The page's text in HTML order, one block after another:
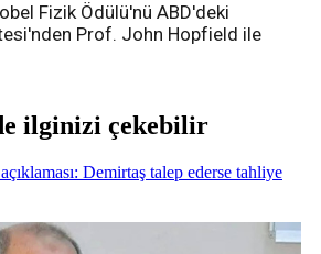
Fizik Ödülü'nü ABD'deki
Prof. John Hopfield ile
ilginizi çekebilir
Demirtaş talep ederse tahliye